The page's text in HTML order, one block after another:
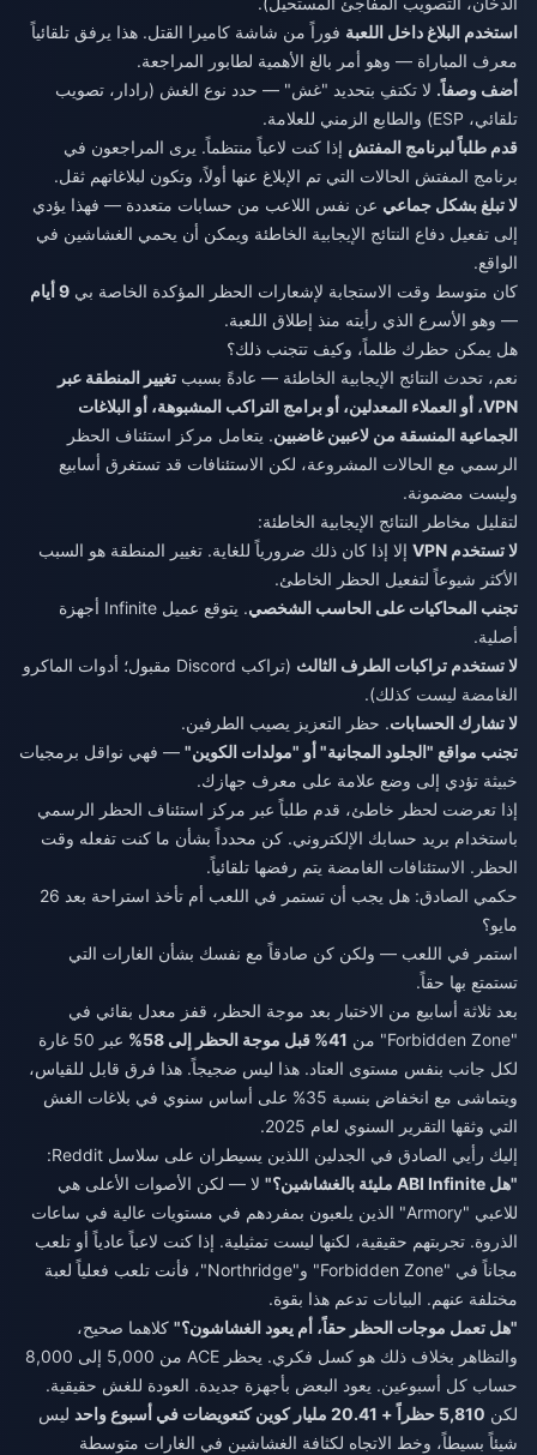
استخدم البلاغ داخل اللعبة فوراً من شاشة كاميرا القتل. هذا يرفق تلقائياً
معرف المباراة — وهو أمر بالغ الأهمية لطابور المراجعة.
أضف وصفاً. لا تكتفِ بتحديد "غش" — حدد نوع الغش (رادار، تصويب
تلقائي، ESP) والطابع الزمني للعلامة.
قدم طلباً لبرنامج المفتش إذا كنت لاعباً منتظماً. يرى المراجعون في
برنامج المفتش الحالات التي تم الإبلاغ عنها أولاً، وتكون لبلاغاتهم ثقل.
لا تبلغ بشكل جماعي عن نفس اللاعب من حسابات متعددة — فهذا يؤدي
إلى تفعيل دفاع النتائج الإيجابية الخاطئة ويمكن أن يحمي الغشاشين في
الواقع.
كان متوسط وقت الاستجابة لإشعارات الحظر المؤكدة الخاصة بي 9 أيام
— وهو الأسرع الذي رأيته منذ إطلاق اللعبة.
هل يمكن حظرك ظلماً، وكيف تتجنب ذلك؟
نعم، تحدث النتائج الإيجابية الخاطئة — عادةً بسبب تغيير المنطقة عبر
VPN، أو العملاء المعدلين، أو برامج التراكب المشبوهة، أو البلاغات
الجماعية المنسقة من لاعبين غاضبين. يتعامل مركز استئناف الحظر
الرسمي مع الحالات المشروعة، لكن الاستئنافات قد تستغرق أسابيع
وليست مضمونة.
لتقليل مخاطر النتائج الإيجابية الخاطئة:
لا تستخدم VPN
إلا إذا كان ذلك ضرورياً للغاية. تغيير المنطقة هو السبب
الأكثر شيوعاً لتفعيل الحظر الخاطئ.
تجنب المحاكيات على الحاسب الشخصي
. يتوقع عميل Infinite أجهزة
أصلية.
لا تستخدم تراكبات الطرف الثالث
(تراكب Discord مقبول؛ أدوات الماكرو
الغامضة ليست كذلك).
لا تشارك الحسابات. حظر التعزيز يصيب الطرفين.
تجنب مواقع "الجلود المجانية" أو "مولدات الكوين" — فهي نواقل برمجيات
خبيثة تؤدي إلى وضع علامة على معرف جهازك.
إذا تعرضت لحظر خاطئ، قدم طلباً عبر مركز استئناف الحظر الرسمي
باستخدام بريد حسابك الإلكتروني. كن محدداً بشأن ما كنت تفعله وقت
الحظر. الاستئنافات الغامضة يتم رفضها تلقائياً.
حكمي الصادق: هل يجب أن تستمر في اللعب أم تأخذ استراحة بعد 26
مايو؟
استمر في اللعب — ولكن كن صادقاً مع نفسك بشأن الغارات التي
تستمتع بها حقاً.
بعد ثلاثة أسابيع من الاختبار بعد موجة الحظر، قفز معدل بقائي في
"Forbidden Zone" من
41% قبل موجة الحظر إلى 58%
عبر 50 غارة
لكل جانب بنفس مستوى العتاد. هذا ليس ضجيجاً. هذا فرق قابل للقياس،
ويتماشى مع انخفاض بنسبة 35% على أساس سنوي في بلاغات الغش
التي وثقها التقرير السنوي لعام 2025.
إليك رأيي الصادق في الجدلين اللذين يسيطران على سلاسل Reddit:
"هل ABI Infinite مليئة بالغشاشين؟"
لا — لكن الأصوات الأعلى هي
للاعبي "Armory" الذين يلعبون بمفردهم في مستويات عالية في ساعات
الذروة. تجربتهم حقيقية، لكنها ليست تمثيلية. إذا كنت لاعباً عادياً أو تلعب
مجاناً في "Forbidden Zone" و"Northridge"، فأنت تلعب فعلياً لعبة
مختلفة عنهم. البيانات تدعم هذا بقوة.
"هل تعمل موجات الحظر حقاً، أم يعود الغشاشون؟" كلاهما صحيح،
والتظاهر بخلاف ذلك هو كسل فكري. يحظر ACE من 5,000 إلى 8,000
حساب كل أسبوعين. يعود البعض بأجهزة جديدة. العودة للغش حقيقية.
لكن 5,810 حظراً + 20.41 مليار كوين كتعويضات في أسبوع واحد
ليس
شيئاً بسيطاً، وخط الاتجاه لكثافة الغشاشين في الغارات متوسطة